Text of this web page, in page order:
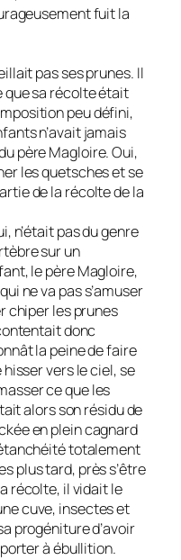
fuit la
pas ses prunes. Il
que sa récolte était
peu défini,
n’avait jamais
père Magloire. Oui,
les quetsches et se
de la récolte de la
n’était pas du genre
sur un
le père Magloire,
ne va pas s’amuser
chiper les prunes
donc
la peine de faire
vers le ciel, se
ce que les
alors son résidu de
en plein cagnard
totalement
plus tard, près s’être
récolte, il vidait le
cuve, insectes et
progéniture d’avoir
à ébullition.